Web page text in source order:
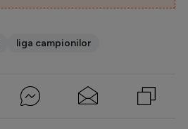
liga campionilor